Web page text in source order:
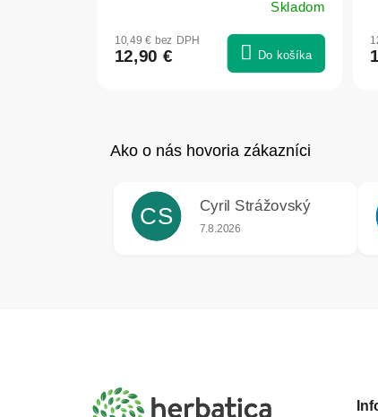
Skladom
10,49 € bez DPH
12,90 € Do košíka
CS Cyril Strážovský
Hodnotenie obchodu je 5 z 5
7.8.2026